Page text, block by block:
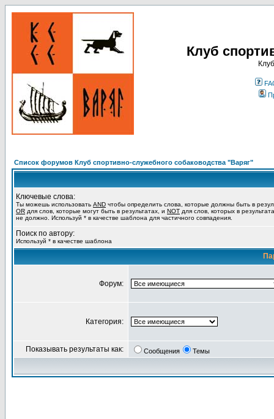
Клуб
Список форумов Клуб спортивно-служебного собаководства "Варяг"
Ключевые слова:
Ты можешь использовать AND чтобы определить слова, которые должны быть в
OR для слов, которые могут быть в результатах, и NOT для слов, которых в
не должно. Используй * в качестве шаблона для частичного совпадения.
Поиск по автору:
Используй * в качестве шаблона
Форум:
Категория:
Показывать результаты как: Сообщения Темы